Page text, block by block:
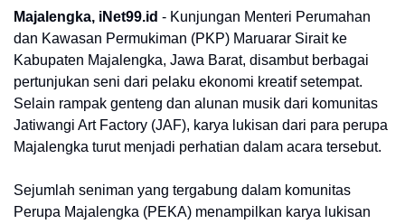
Majalengka, iNet99.id - Kunjungan Menteri Perumahan
dan Kawasan Permukiman (PKP) Maruarar Sirait ke
Kabupaten Majalengka, Jawa Barat, disambut berbagai
pertunjukan seni dari pelaku ekonomi kreatif setempat.
Selain rampak genteng dan alunan musik dari komunitas
Jatiwangi Art Factory (JAF), karya lukisan dari para perupa
Majalengka turut menjadi perhatian dalam acara tersebut.
Sejumlah seniman yang tergabung dalam komunitas
Perupa Majalengka (PEKA) menampilkan karya lukisan